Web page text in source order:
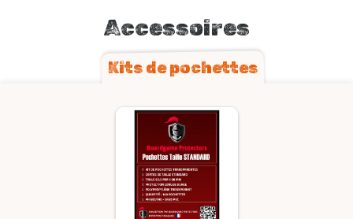
Accessoires
Kits de pochettes